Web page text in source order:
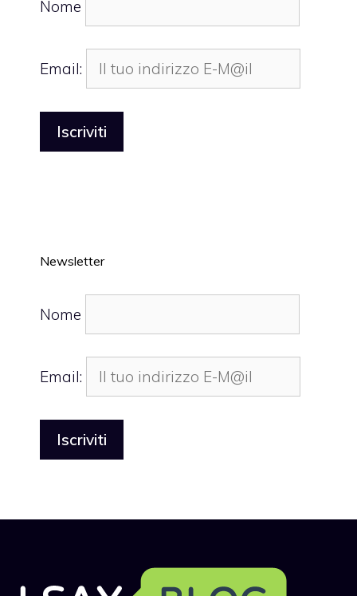
Nome
Email:
Newsletter
Nome
Email: